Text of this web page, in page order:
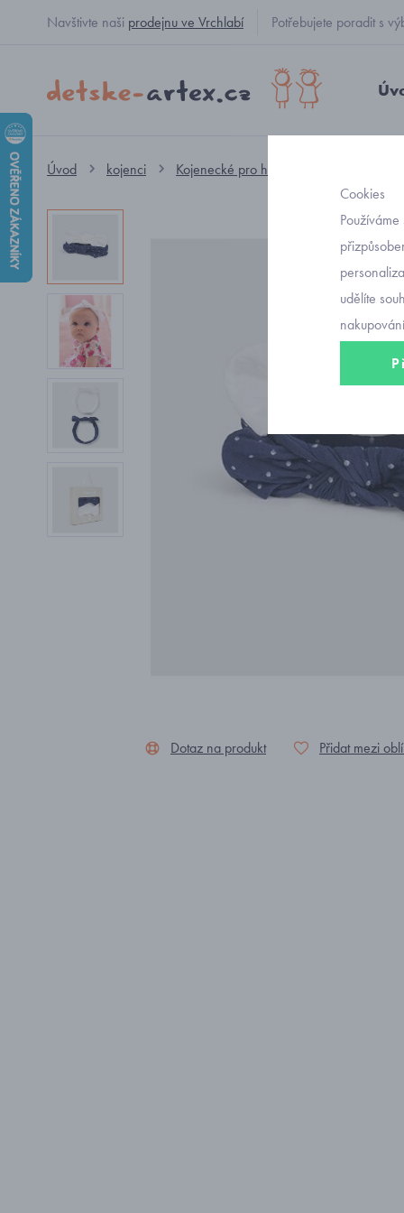
Navštivte naši prodejnu ve Vrchlabí Potřebujete poradit s
Úvod kojenci Kojenecké pro holčičky
Dotaz na produkt Přidat mezi
Cookies
udělíte